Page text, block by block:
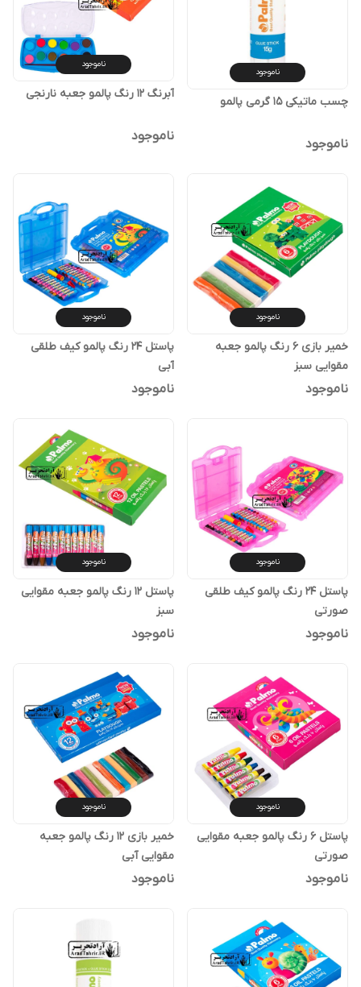
ناموجود
چسب ماتیکی 15 گرمی پالمو
ناموجود
ناموجود
آبرنگ 12 رنگ پالمو جعبه نارنجی
ناموجود
ناموجود
خمیر بازی 6 رنگ پالمو جعبه
مقوایی سبز
ناموجود
ناموجود
پاستل 24 رنگ پالمو کیف طلقی
آبی
ناموجود
ناموجود
پاستل 24 رنگ پالمو کیف طلقی
صورتی
ناموجود
ناموجود
پاستل 12 رنگ پالمو جعبه مقوایی
سبز
ناموجود
ناموجود
پاستل 6 رنگ پالمو جعبه مقوایی
صورتی
ناموجود
ناموجود
خمیر بازی 12 رنگ پالمو جعبه
مقوایی آبی
ناموجود